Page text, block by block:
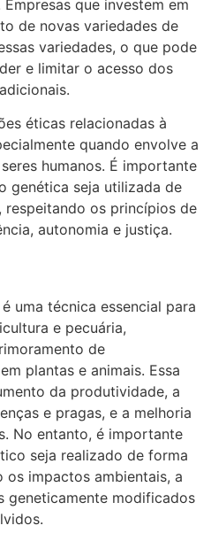
que investem em
de novas variedades de
variedades, o que pode
e limitar o acesso dos
éticas relacionadas à
quando envolve a
humanos. É importante
genética seja utilizada de
os princípios de
autonomia e justiça.
uma técnica essencial para
e pecuária,
de
plantas e animais. Essa
da produtividade, a
e pragas, e a melhoria
No entanto, é importante
seja realizado de forma
os impactos ambientais, a
geneticamente modificados